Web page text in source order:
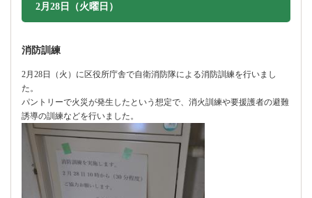
2月28日（火曜日）
消防訓練
2月28日（火）に区役所庁舎で自衛消防隊による消防訓練を行いまし
た。
パントリーで火災が発生したという想定で、消火訓練や要援護者の避難
誘導の訓練などを行いました。